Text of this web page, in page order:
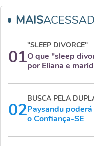
MAIS
01
"SLEEP DIVORCE"
O que "sleep
por Eliana e
02
BUSCA PELA
Paysandu
o Confiança-SE